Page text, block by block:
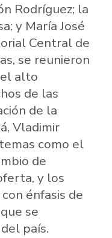
Rodríguez; la
y María José
Central de
se reunieron
alto
de las
de la
Vladimir
como el
de
y los
énfasis de
se
país.